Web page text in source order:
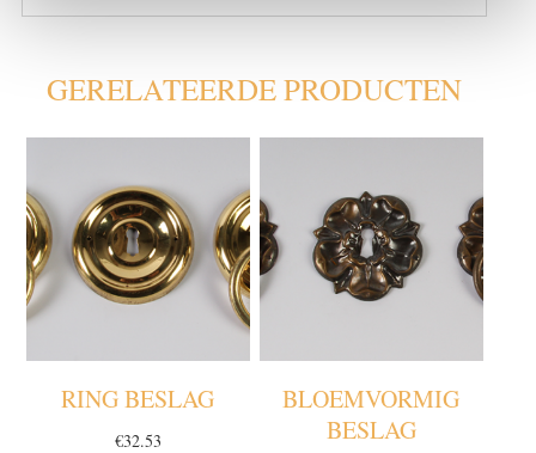
GERELATEERDE PRODUCTEN
RING BESLAG
€32.53
BLOEMVORMIG
BESLAG